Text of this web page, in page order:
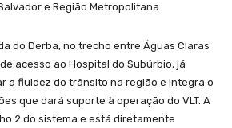
e Região Metropolitana.
do Derba, no trecho entre Águas Claras
acesso ao Hospital do Subúrbio, já
a fluidez do trânsito na região e integra o
que dará suporte à operação do VLT. A
2 do sistema e está diretamente